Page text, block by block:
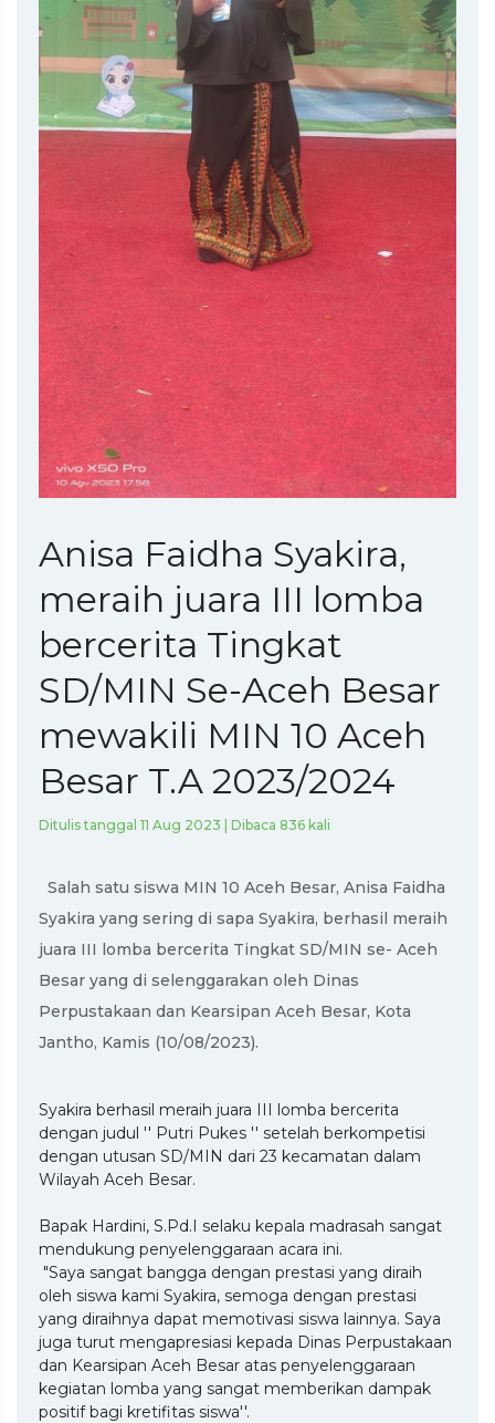
Anisa Faidha Syakira,
meraih juara III lomba
bercerita Tingkat
SD/MIN Se-Aceh Besar
mewakili MIN 10 Aceh
Besar T.A 2023/2024
Ditulis tanggal 11 Aug 2023 | Dibaca 836 kali
Salah satu siswa MIN 10 Aceh Besar, Anisa Faidha
Syakira yang sering di sapa Syakira, berhasil meraih
juara III lomba bercerita Tingkat SD/MIN se- Aceh
Besar yang di selenggarakan oleh Dinas
Perpustakaan dan Kearsipan Aceh Besar, Kota
Jantho, Kamis (10/08/2023).
Syakira berhasil meraih juara III lomba bercerita
dengan judul '' Putri Pukes '' setelah berkompetisi
dengan utusan SD/MIN dari 23 kecamatan dalam
Wilayah Aceh Besar.
Bapak Hardini, S.Pd.I selaku kepala madrasah sangat
mendukung penyelenggaraan acara ini.
"Saya sangat bangga dengan prestasi yang diraih
oleh siswa kami Syakira, semoga dengan prestasi
yang diraihnya dapat memotivasi siswa lainnya. Saya
juga turut mengapresiasi kepada Dinas Perpustakaan
dan Kearsipan Aceh Besar atas penyelenggaraan
kegiatan lomba yang sangat memberikan dampak
positif bagi kretifitas siswa''.